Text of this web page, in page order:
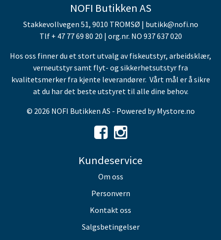
NOFI Butikken AS
Stakkevollvegen 51, 9010 TROMSØ | butikk@nofi.no
Tlf + 47 77 69 80 20 | org.nr. NO 937 637 020
Hos oss finner du et stort utvalg av fiskeutstyr, arbeidsklær,
verneutstyr samt flyt- og sikkerhetsutstyr fra
kvalitetsmerker fra kjente leverandører. Vårt mål er å sikre
at du har det beste utstyret til alle dine behov.
© 2026 NOFI Butikken AS - Powered byMystore.no
Kundeservice
Om oss
Personvern
Kontakt oss
Salgsbetingelser